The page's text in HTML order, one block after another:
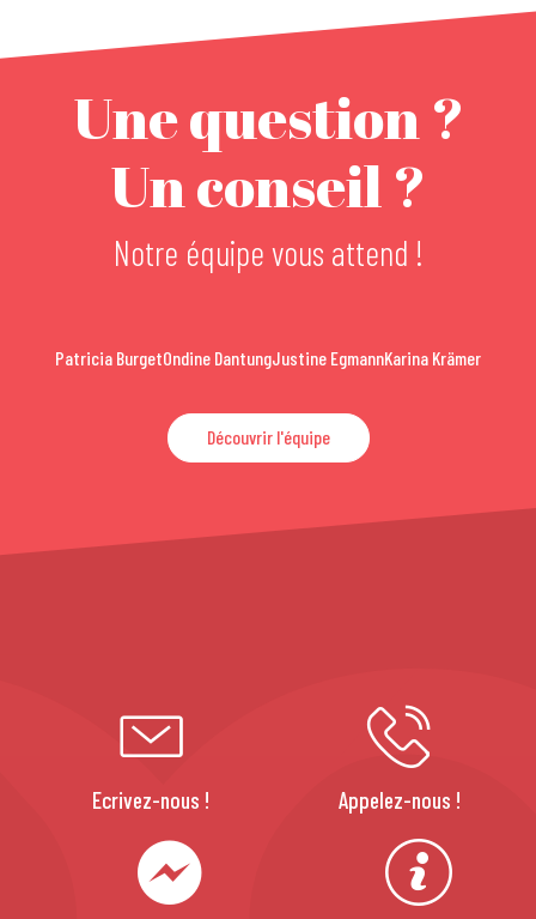
Une question ?
Un conseil ?
Notre équipe vous attend !
Patricia BurgetOndine DantungJustine EgmannKarina Krämer
Découvrir l'équipe
Ecrivez-nous ! Appelez-nous !